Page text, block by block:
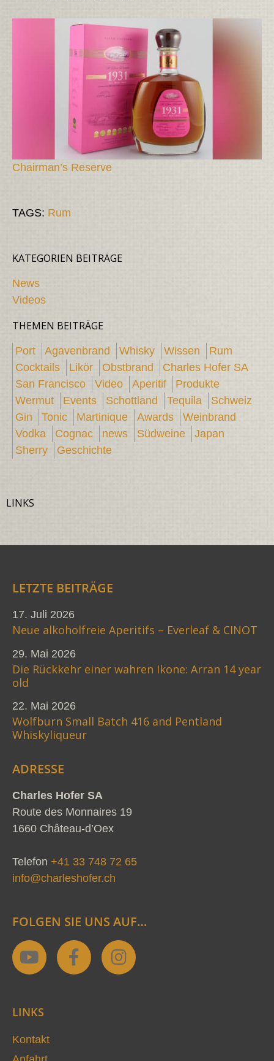
Chairman’s Reserve
TAGS: Rum
KATEGORIEN BEITRÄGE
News
Videos
THEMEN BEITRÄGE
Port Agavenbrand Whisky Wissen
Rum
Cocktails
Likör Obstbrand
Charles Hofer SA
San Francisco
Video Aperitif
Produkte
Wermut
Events Schottland Tequila
Schweiz
Gin
Tonic Martinique Awards
Weinbrand
Vodka
Cognac news Südweine
Japan
Sherry
Geschichte
LINKS
LETZTE BEITRÄGE
17. Juli 2026
Neue alkoholfreie Aperitifs – Everleaf & CINOT
29. Mai 2026
Die Rückkehr einer wahren Ikone: Arran 14 year
old
22. Mai 2026
Wolfburn Small Batch 416 and Pentland
Whiskyliqueur
ADRESSE
Charles Hofer SA
Route des Monnaires 19
1660 Château-d’Oex
Telefon +41 33 748 72 65
info@charleshofer.ch
FOLGEN SIE UNS AUF…
Y
o
u
b
e
F
a
I
n
LINKS
Kontakt